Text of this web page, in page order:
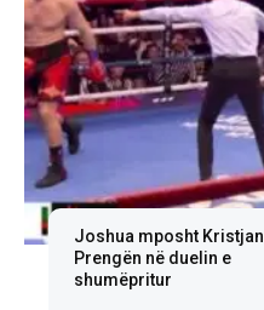
Joshua mposht Kristjan
Prengën në duelin e
shumëpritur